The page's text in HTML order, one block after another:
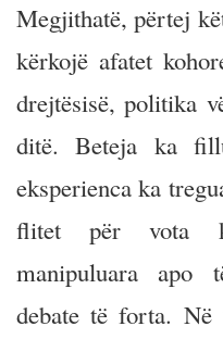
Megjithatë, përtej
kërkojë afatet
drejtësisë, politika
ditë. Beteja ka
eksperienca ka
flitet për vota
manipuluara apo
debate të forta.